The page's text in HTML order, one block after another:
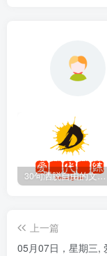
30句洒脱自由的文案短句
上一篇
05月07日，星期三,